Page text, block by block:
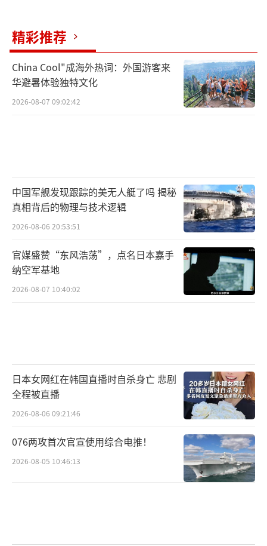
精彩推荐
China Cool"成海外热词：外国游客来
华避暑体验独特文化
2026-08-07 09:02:42
中国军舰发现跟踪的美无人艇了吗 揭秘
真相背后的物理与技术逻辑
2026-08-06 20:53:51
官媒盛赞“东风浩荡”，点名日本嘉手
纳空军基地
2026-08-07 10:40:02
日本女网红在韩国直播时自杀身亡 悲剧
全程被直播
2026-08-06 09:21:46
076两攻首次官宣使用综合电推！
2026-08-05 10:46:13